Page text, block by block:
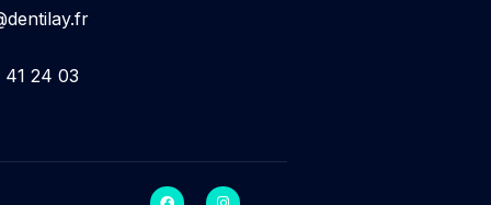
41 24 03
F
I